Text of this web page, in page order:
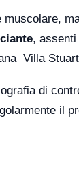
, assenti
Villa
di
il